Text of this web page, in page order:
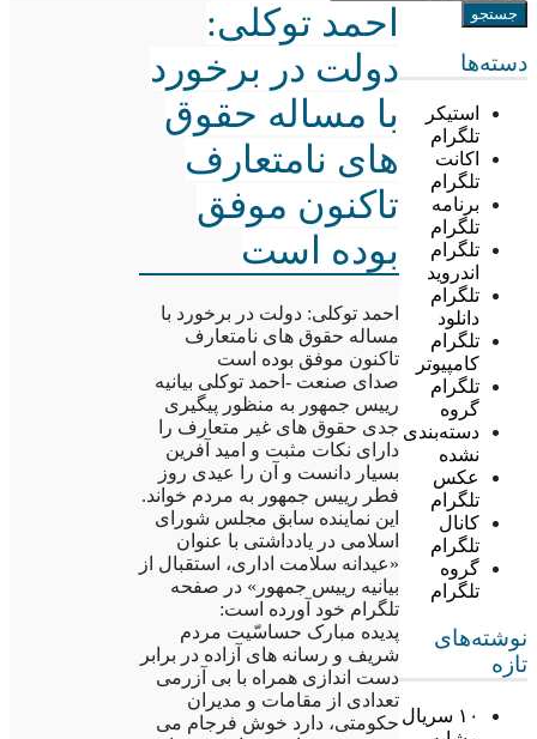
دسته‌ها
استیکر
تلگرام
اکانت
تلگرام
برنامه
تلگرام
تلگرام
اندروید
تلگرام
دانلود
تلگرام
کامپیوتر
تلگرام
گروه
دسته‌بندی
نشده
عکس
تلگرام
کانال
تلگرام
گروه
تلگرام
نوشته‌های
تازه
۱۰ سریال
احمد توکلی:
دولت در برخورد
با مساله حقوق
های نامتعارف
تاکنون موفق
بوده است
احمد توکلی: دولت در برخورد با
مساله حقوق های نامتعارف
تاکنون موفق بوده است
صدای صنعت -احمد توکلی بیانیه
رییس جمهور به منظور پیگیری
جدی حقوق های غیر متعارف را
دارای نکات مثبت و امید آفرین
بسیار دانست و آن را عیدی روز
فطر رییس جمهور به مردم خواند.
این نماینده سابق مجلس شورای
اسلامی در یادداشتی با عنوان
«عیدانه سلامت اداری، استقبال از
بیانیه رییس جمهور» در صفحه
تلگرام خود آورده است:
پدیده مبارک حساسّیت مردم
شریف و رسانه های آزاده در برابر
دست اندازی همراه با بی آزرمی
تعدادی از مقامات و مدیران
حکومتی، دارد خوش فرجام می